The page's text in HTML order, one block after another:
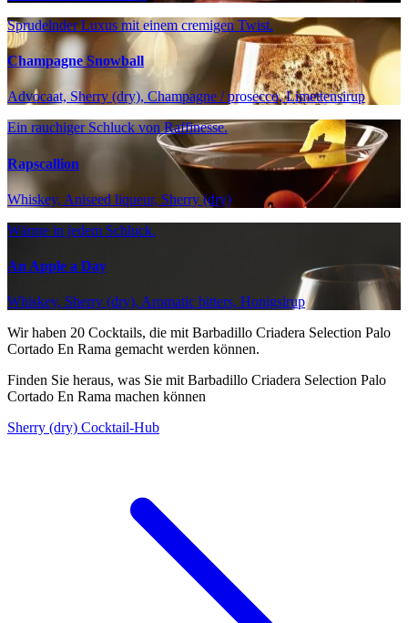
Sprudelnder Luxus mit einem cremigen Twist.
Champagne Snowball
Advocaat, Sherry (dry), Champagne / prosecco, Limettensirup
Ein rauchiger Schluck von Raffinesse.
Rapscallion
Whiskey, Aniseed liqueur, Sherry (dry)
Wärme in jedem Schluck.
An Apple a Day
Whiskey, Sherry (dry), Aromatic bitters, Honigsirup
Wir haben 20 Cocktails, die mit Barbadillo Criadera Selection Palo
Cortado En Rama gemacht werden können.
Finden Sie heraus, was Sie mit Barbadillo Criadera Selection Palo
Cortado En Rama machen können
Sherry (dry) Cocktail-Hub